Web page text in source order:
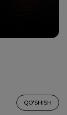
QO'SHISH